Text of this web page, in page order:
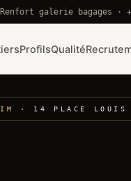
galerie bagages · +4
ProfilsQualité
· 14 PLACE